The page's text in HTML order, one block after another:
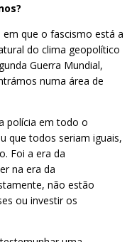
que o fascismo está a
do clima geopolítico
Guerra Mundial,
numa área de
polícia em todo o
que todos seriam iguais,
Foi a era da
na era da
não estão
ou investir os